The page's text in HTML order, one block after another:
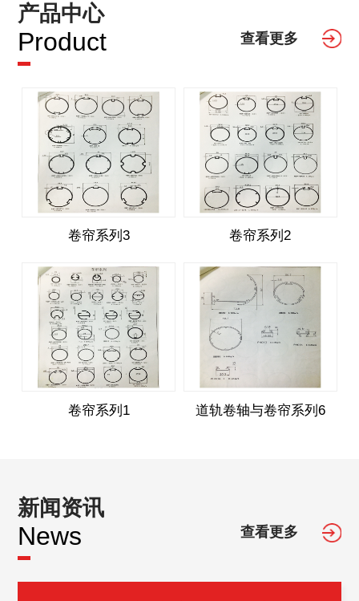
产品中心
Product 查看更多
卷帘系列3 卷帘系列2
卷帘系列1 道轨卷轴与卷帘系列6
新闻资讯
News 查看更多